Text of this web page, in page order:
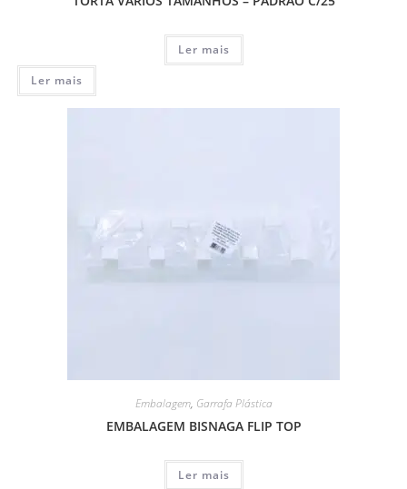
Ler mais
Ler mais
Embalagem, Garrafa Plástica
EMBALAGEM BISNAGA FLIP TOP
Ler mais